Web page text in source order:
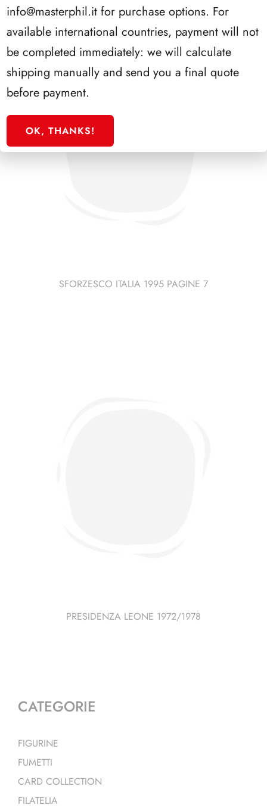
SFORZESCO ITALIA 1995 PAGINE 7
PRESIDENZA LEONE 1972/1978
CATEGORIE
FIGURINE
FUMETTI
CARD COLLECTION
FILATELIA
info@masterphil.it for purchase options. For
available international countries, payment will not
be completed immediately: we will calculate
shipping manually and send you a final quote
before payment.
OK, THANKS!